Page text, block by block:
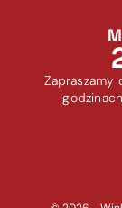
Zapraszamy